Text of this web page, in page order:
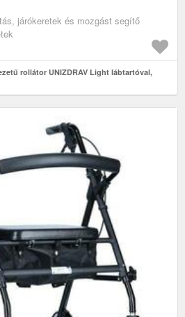
járókeretek és mozgást segítő
rollátor UNIZDRAV Light lábtartóval,